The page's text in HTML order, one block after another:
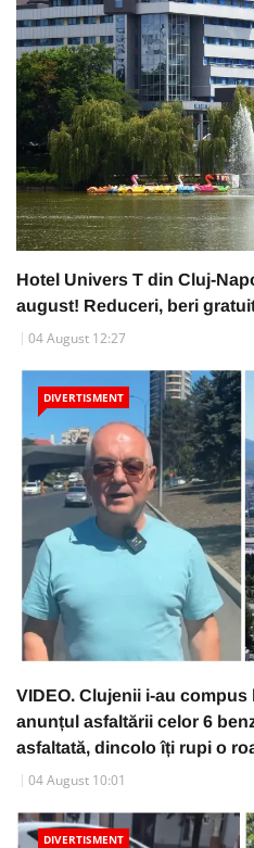
Hotel Univers T din Cluj-
august! Reduceri, beri
04 August 12:27
DIVERTISMENT
VIDEO. Clujenii i-au
anunțul asfaltării celor 6
asfaltată, dincolo îți rupi o
04 August 10:01
DIVERTISMENT